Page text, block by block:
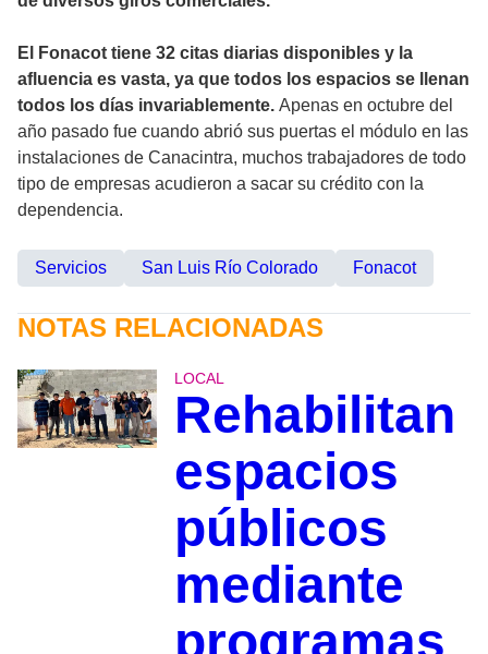
El Fonacot tiene 32 citas diarias disponibles y la
afluencia es vasta, ya que todos los espacios se llenan
todos los días invariablemente. Apenas en octubre del
año pasado fue cuando abrió sus puertas el módulo en las
instalaciones de Canacintra, muchos trabajadores de todo
tipo de empresas acudieron a sacar su crédito con la
dependencia.
Servicios San Luis Río Colorado Fonacot
NOTAS RELACIONADAS
LOCAL
Rehabilitan
espacios
públicos
mediante
programas